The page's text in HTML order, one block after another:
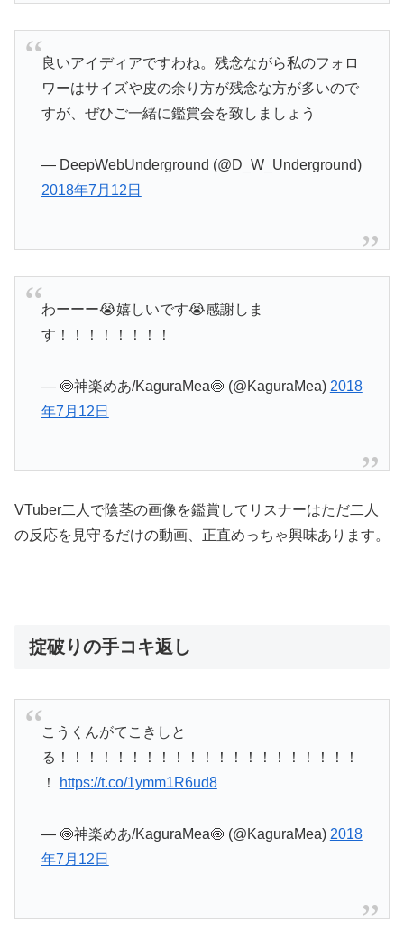
良いアイディアですわね。残念ながら私のフォロ
ワーはサイズや皮の余り方が残念な方が多いので
すが、ぜひご一緒に鑑賞会を致しましょう
— DeepWebUnderground (@D_W_Underground)
2018年7月12日
わーーー😭嬉しいです😭感謝しま
す！！！！！！！！
— 🍥神楽めあ/KaguraMea🍥 (@KaguraMea) 2018
年7月12日
VTuber二人で陰茎の画像を鑑賞してリスナーはただ二人
の反応を見守るだけの動画、正直めっちゃ興味あります。
掟破りの手コキ返し
こうくんがてこきしと
る！！！！！！！！！！！！！！！！！！！！！
！
https://t.co/1ymm1R6ud8
— 🍥神楽めあ/KaguraMea🍥 (@KaguraMea) 2018
年7月12日